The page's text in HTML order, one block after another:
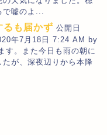
嘘のよ...
も届かず 公開日
年7月18日 7:24 AM by
。また今日も雨の朝に
が、深夜辺りから本降